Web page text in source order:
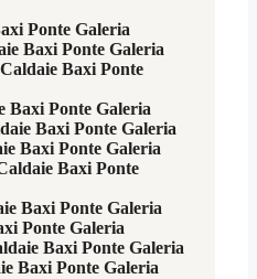
Ponte Galeria
Baxi Ponte Galeria
Caldaie Baxi Ponte
Baxi Ponte Galeria
Baxi Ponte Galeria
Baxi Ponte Galeria
Baxi Ponte
Baxi Ponte Galeria
Ponte Galeria
Baxi Ponte Galeria
Baxi Ponte Galeria